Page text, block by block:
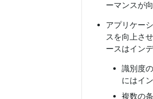
ーマンスが
アプリケー
スを向上さ
ースはイン
識別度
にはイ
複数の